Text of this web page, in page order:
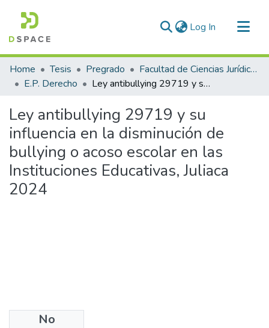
Log In (current)
Communities & Collections
All of DSpace
Home Tesis Pregrado
Facultad de Ciencias Jurídicas y Políticas
E.P. Derecho
Ley antibullying 29719 y su influencia en la disminución de bullying o acoso escolar en las Instituciones Educativas, Juliaca 2024
Ley antibullying 29719 y su
influencia en la disminución de
bullying o acoso escolar en las
Instituciones Educativas, Juliaca
2024
No